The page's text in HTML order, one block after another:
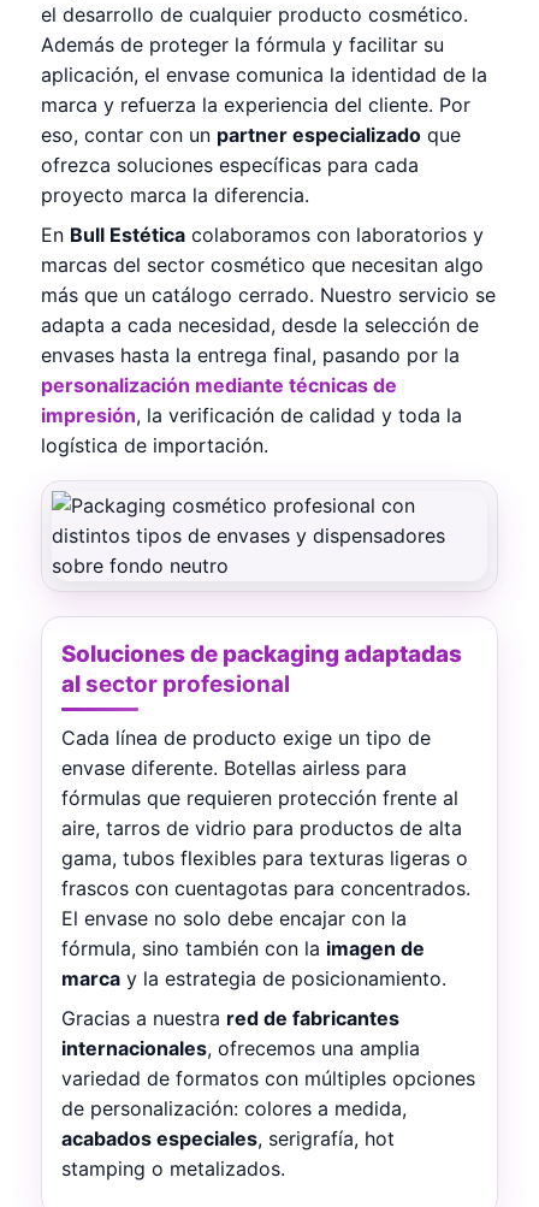
el desarrollo de cualquier producto cosmético.
Además de proteger la fórmula y facilitar su
aplicación, el envase comunica la identidad de la
marca y refuerza la experiencia del cliente. Por
eso, contar con un partner especializado que
ofrezca soluciones específicas para cada
proyecto marca la diferencia.
En Bull Estética colaboramos con laboratorios y
marcas del sector cosmético que necesitan algo
más que un catálogo cerrado. Nuestro servicio se
adapta a cada necesidad, desde la selección de
envases hasta la entrega final, pasando por la
personalización mediante técnicas de
impresión, la verificación de calidad y toda la
logística de importación.
Soluciones de packaging adaptadas
alsector profesional
Cada línea de producto exige un tipo de
envase diferente. Botellas airless para
fórmulas que requieren protección frente al
aire, tarros de vidrio para productos de alta
gama, tubos flexibles para texturas ligeras o
frascos con cuentagotas para concentrados.
El envase no solo debe encajar con la
fórmula, sino también con la imagen de
marca y la estrategia de posicionamiento.
Gracias a nuestra red de fabricantes
internacionales, ofrecemos una amplia
variedad de formatos con múltiples opciones
de personalización: colores a medida,
acabados especiales, serigrafía, hot
stamping o metalizados.